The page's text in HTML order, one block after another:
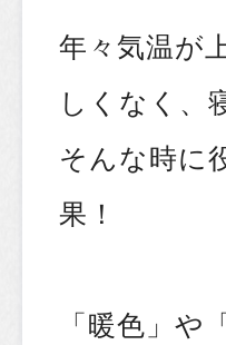
年々気温が
しくなく、
そんな時に
果！
「暖色」